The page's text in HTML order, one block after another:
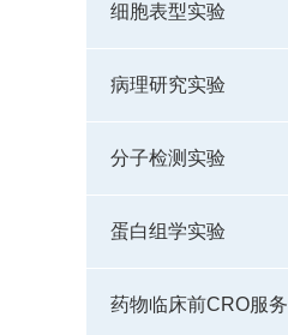
细胞表型实验
病理研究实验
分子检测实验
蛋白组学实验
药物临床前CRO服务